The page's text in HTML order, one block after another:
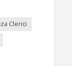
Clerici